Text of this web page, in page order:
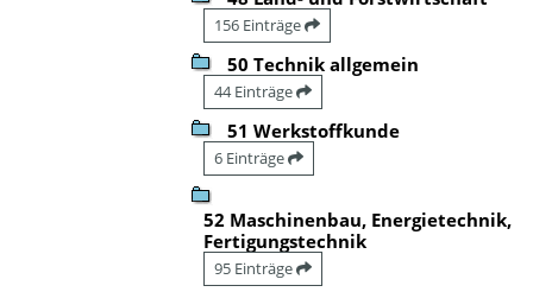
156 Einträge
50 Technik allgemein
44 Einträge
51 Werkstoffkunde
6 Einträge
52 Maschinenbau, Energietechnik,
Fertigungstechnik
95 Einträge